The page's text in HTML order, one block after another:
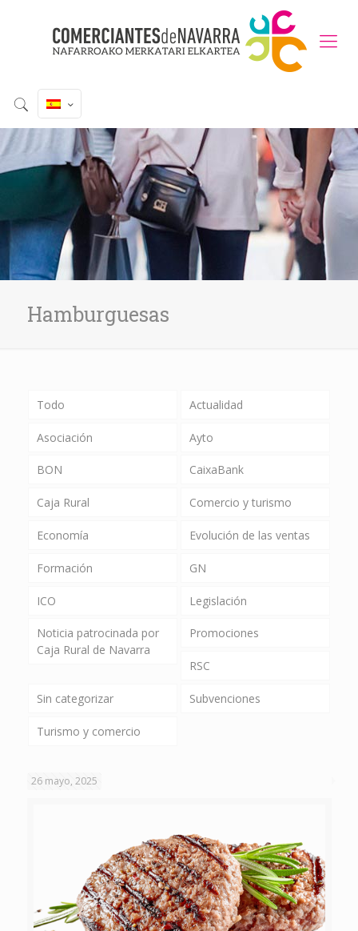
Hamburguesas
Todo Actualidad
Asociación Ayto
BON CaixaBank
Caja Rural Comercio y turismo
Economía Evolución de las ventas
Formación GN
ICO Legislación
Noticia patrocinada por
Caja Rural de Navarra
Promociones
RSC
Sin categorizar Subvenciones
Turismo y comercio
26 mayo, 2025